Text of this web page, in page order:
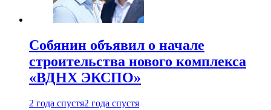
Собянин объявил о начале
строительства нового комплекса
«ВДНХ ЭКСПО»
2 года спустя2 года спустя